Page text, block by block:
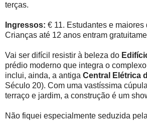
terças.
Ingressos: € 11. Estudantes e maiores
Crianças até 12 anos entram
Vai ser difícil resistir à beleza do
prédio moderno que integra o
inclui, ainda, a antiga Central Elétrica
Século 20). Com uma vastíssima
terraço e jardim, a construção é um
Não fiquei especialmente seduzida